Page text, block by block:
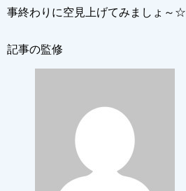
事終わりに空見上げてみましょ～☆
記事の監修